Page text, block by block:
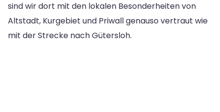
sind wir dort mit den lokalen Besonderheiten von
Altstadt, Kurgebiet und Priwall genauso vertraut wie
mit der Strecke nach Gütersloh.